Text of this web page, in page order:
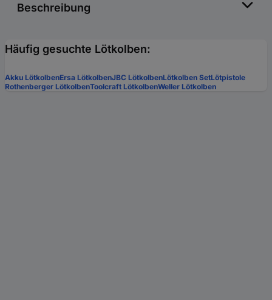
Beschreibung
Häufig gesuchte Lötkolben:
Akku LötkolbenErsa LötkolbenJBC LötkolbenLötkolben SetLötpistole
Rothenberger LötkolbenToolcraft LötkolbenWeller Lötkolben